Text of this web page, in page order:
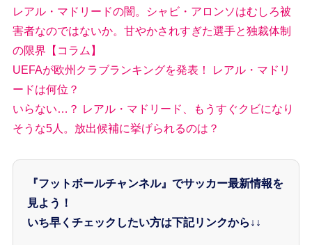
レアル・マドリードの闇。シャビ・アロンソはむしろ被
害者なのではないか。甘やかされすぎた選手と独裁体制
の限界【コラム】
UEFAが欧州クラブランキングを発表！ レアル・マドリ
ードは何位？
いらない…？ レアル・マドリード、もうすぐクビになり
そうな5人。放出候補に挙げられるのは？
『フットボールチャンネル』でサッカー最新情報を
見よう！
いち早くチェックしたい方は下記リンクから↓↓